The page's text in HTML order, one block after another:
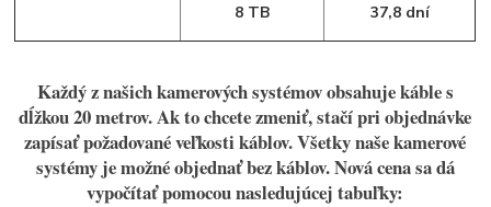
8 TB
37,8 dní
Každý z našich kamerových systémov obsahuje káble s
dĺžkou 20 metrov. Ak to chcete zmeniť, stačí pri objednávke
zapísať požadované veľkosti káblov. Všetky naše kamerové
systémy je možné objednať bez káblov. Nová cena sa dá
vypočítať pomocou nasledujúcej tabuľky: